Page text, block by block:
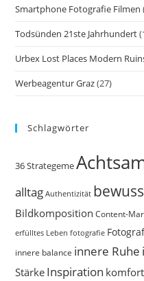
Smartphone Fotografie Filmen
Todsünden 21ste Jahrhundert
Urbex Lost Places Modern
Werbeagentur Graz(27)
Schlagwörter
36 Strategeme
alltag Authentizität
Bildkomposition Content-
erfülltes Leben fotografie
innere balance innere Ruhe
Stärke Inspiration